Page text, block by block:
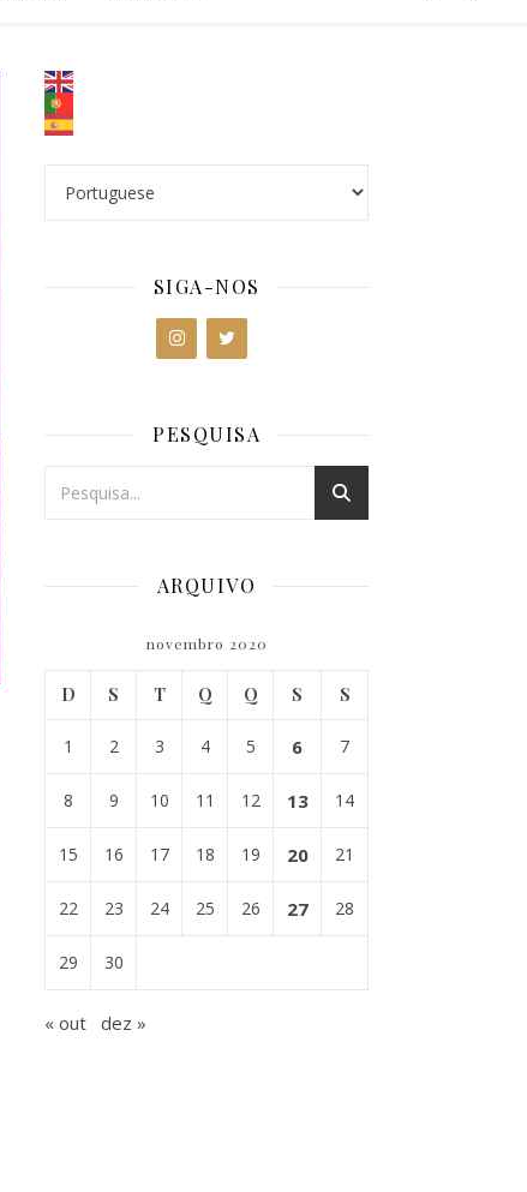
SIGA-NOS
PESQUISA
ARQUIVO
novembro 2020
D S T Q Q S S
1 2 3 4 5 6 7
8 9 10 11 12 13 14
15 16 17 18 19 20 21
22 23 24 25 26 27 28
29 30
« out dez »